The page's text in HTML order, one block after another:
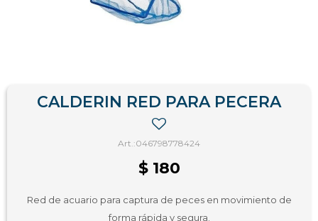
CALDERIN RED PARA PECERA
046798778424
$ 180
Red de acuario para captura de peces en movimiento de
forma rápida y segura.